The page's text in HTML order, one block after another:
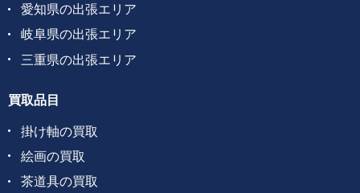
愛知県の出張エリア
岐阜県の出張エリア
三重県の出張エリア
買取品目
掛け軸の買取
絵画の買取
茶道具の買取